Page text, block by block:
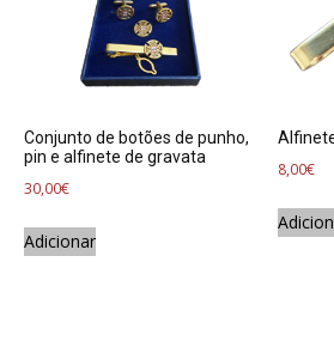
Conjunto de botões de punho,
pin e alfinete de gravata
30,00€
Adicionar
8,00€